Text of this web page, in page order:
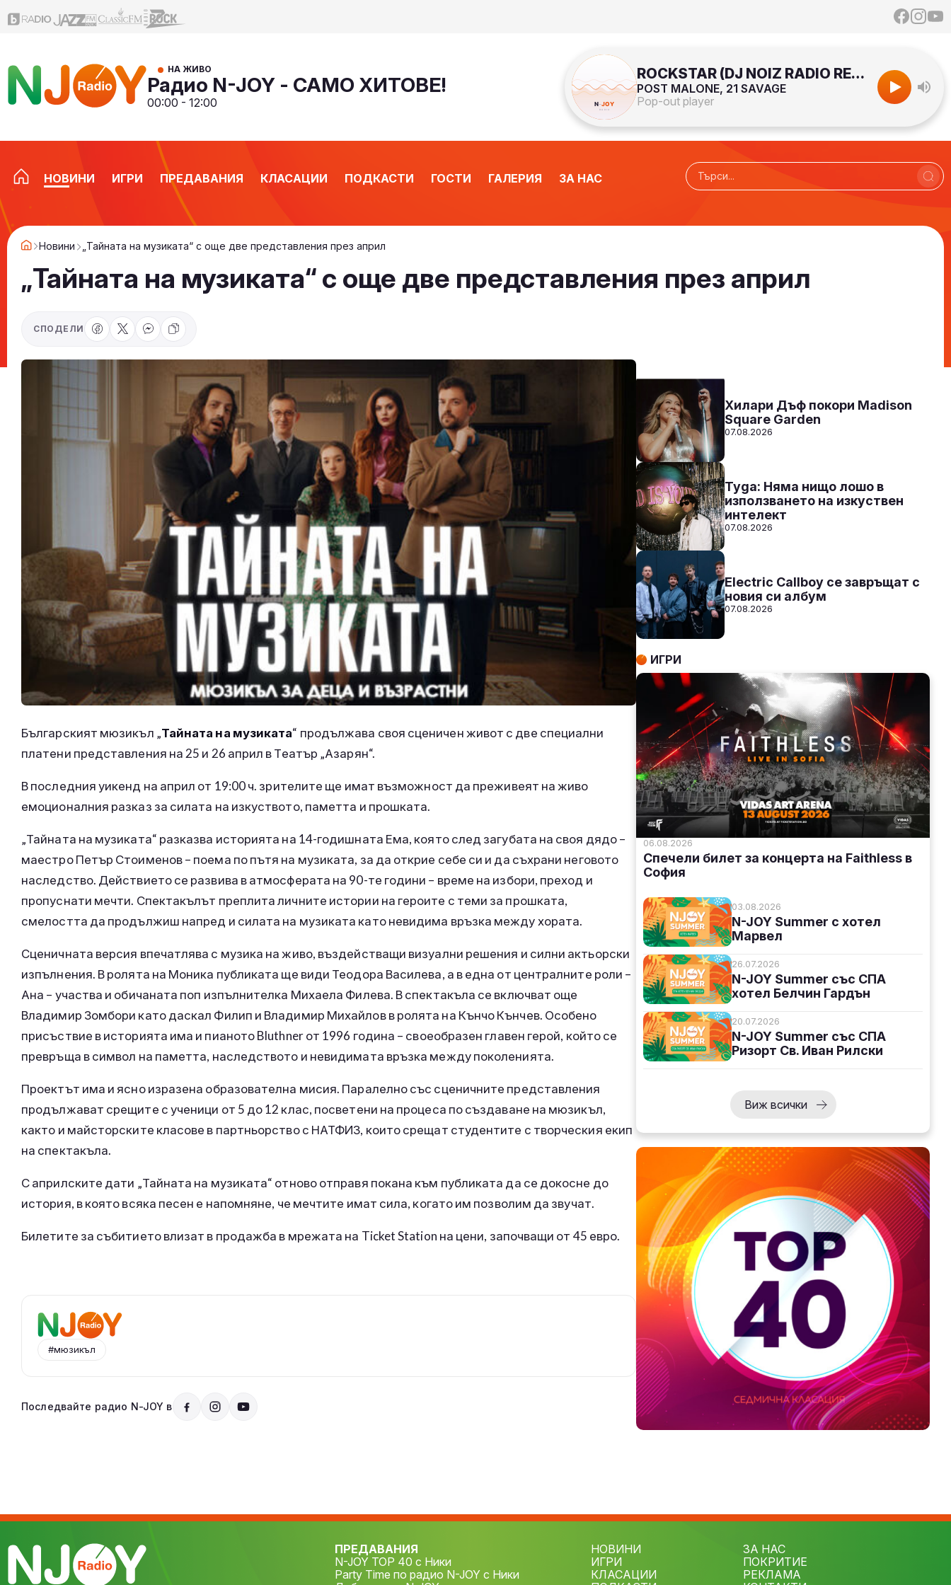
НА ЖИВО
Радио N-JOY - САМО ХИТОВЕ!
00:00 - 12:00
ROCKSTAR (DJ NOIZ RADIO REMIX)
POST MALONE, 21 SAVAGE
Pop-out player
НОВИНИ ИГРИ ПРЕДАВАНИЯ КЛАСАЦИИ ПОДКАСТИ ГОСТИ ГАЛЕРИЯ ЗА НАС
Новини „Тайната на музиката“ с още две представления през април
„Тайната на музиката“ с още две представления през април
СПОДЕЛИ
Българският мюзикъл „Тайната на музиката“ продължава своя сценичен живот с две специални
платени представления на 25 и 26 април в Театър „Азарян“.
В последния уикенд на април от 19:00 ч. зрителите ще имат възможност да преживеят на живо
емоционалния разказ за силата на изкуството, паметта и прошката.
„Тайната на музиката“ разказва историята на 14-годишната Ема, която след загубата на своя дядо –
маестро Петър Стоименов – поема по пътя на музиката, за да открие себе си и да съхрани неговото
наследство. Действието се развива в атмосферата на 90-те години – време на избори, преход и
пропуснати мечти. Спектакълът преплита личните истории на героите с теми за прошката,
смелостта да продължиш напред и силата на музиката като невидима връзка между хората.
Сценичната версия впечатлява с музика на живо, въздействащи визуални решения и силни актьорски
изпълнения. В ролята на Моника публиката ще види Теодора Василева, а в една от централните роли –
Ана – участва и обичаната поп изпълнителка Михаела Филева. В спектакъла се включват още
Владимир Зомбори като даскал Филип и Владимир Михайлов в ролята на Кънчо Кънчев. Особено
присъствие в историята има и пианото Bluthner от 1996 година – своеобразен главен герой, който се
превръща в символ на паметта, наследството и невидимата връзка между поколенията.
Проектът има и ясно изразена образователна мисия. Паралелно със сценичните представления
продължават срещите с ученици от 5 до 12 клас, посветени на процеса по създаване на мюзикъл,
както и майсторските класове в партньорство с НАТФИЗ, които срещат студентите с творческия екип
на спектакъла.
С априлските дати „Тайната на музиката“ отново отправя покана към публиката да се докосне до
история, в която всяка песен е напомняне, че мечтите имат сила, когато им позволим да звучат.
Билетите за събитието влизат в продажба в мрежата на Ticket Station на цени, започващи от 45 евро.
#мюзикъл
Последвайте радио N-JOY в
СЛУШАЙ
Хилари Дъф покори Madison
Square Garden
07.08.2026
Tyga: Няма нищо лошо в
използването на изкуствен
интелект
07.08.2026
Electric Callboy се завръщат с
новия си албум
07.08.2026
ИГРИ
06.08.2026
Спечели билет за концерта на Faithless в
София
03.08.2026
N-JOY Summer с хотел
Марвел
26.07.2026
N-JOY Summer със СПА
хотел Белчин Гардън
20.07.2026
N-JOY Summer със СПА
Ризорт Св. Иван Рилски
Виж всички
ПРЕДАВАНИЯ
N-JOY TOP 40 с Ники
Party Time по радио N-JOY с Ники
НОВИНИ
ИГРИ
КЛАСАЦИИ
ЗА НАС
ПОКРИТИЕ
РЕКЛАМА